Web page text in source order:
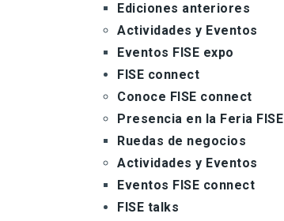
Ediciones anteriores
Actividades y Eventos
Eventos FISE expo
FISE connect
Conoce FISE connect
Presencia en la Feria FISE
Ruedas de negocios
Actividades y Eventos
Eventos FISE connect
FISE talks